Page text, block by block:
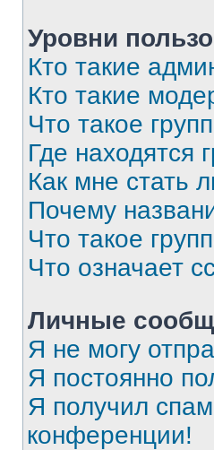
Уровни
Кто такие
Кто такие
Что такое
Где находятся
Как мне стать
Почему
Что такое
Что означает
Личные
Я не могу
Я постоянно
Я получил
конференции!